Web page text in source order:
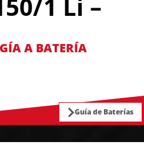
1 Li –
A BATERÍA
Guía de Baterías